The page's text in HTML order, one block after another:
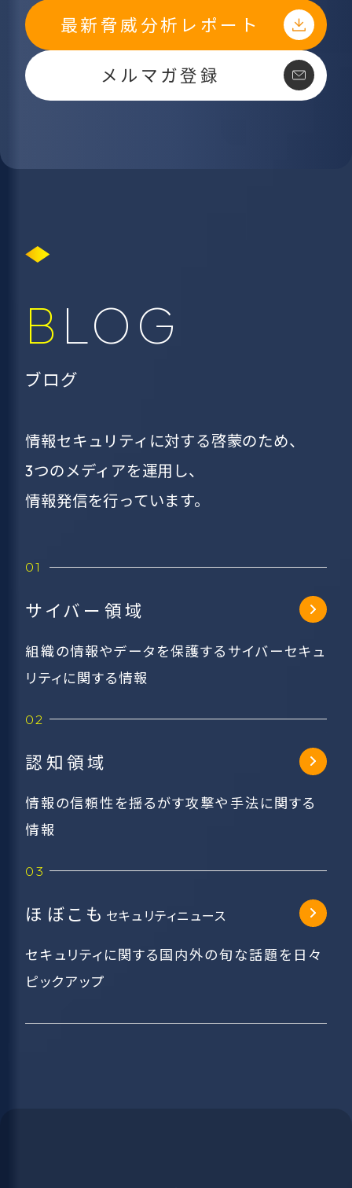
最新脅威分析レポート
メルマガ登録
BLOG
ブログ
情報セキュリティに対する啓蒙のため、
3つのメディアを運用し、
情報発信を行っています。
サイバー領域
組織の情報やデータを保護するサイバーセキュ
リティに関する情報
認知領域
情報の信頼性を揺るがす攻撃や手法に関する
情報
ほぼこも セキュリティニュース
セキュリティに関する国内外の旬な話題を日々
ピックアップ